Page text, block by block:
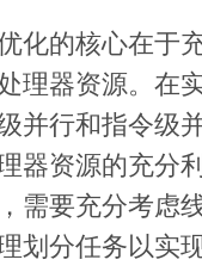
化的核心在于
理器资源。在
并行和指令级
器资源的充分
需要充分考虑
划分任务以实